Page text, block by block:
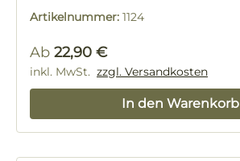
Artikelnummer: 1124
Regulärer Preis:
Ab 22,90 €
inkl. MwSt. zzgl. Versandkosten
In den Warenkorb